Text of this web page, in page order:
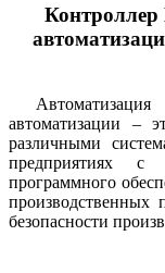
Контроллер
автоматизации –
различными
предприятиях с
программного
производственных
безопасности